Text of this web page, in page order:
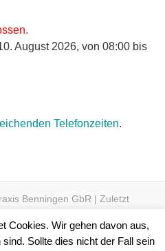
August 2026, von 08:00 bis
Telefonzeiten.
Benningen GbR | Zuletzt
Seite #3796
|
Sitemap
|
Cookies. Wir gehen davon aus,
Sollte dies nicht der Fall sein